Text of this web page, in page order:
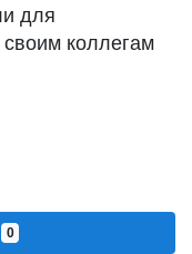
для
коллегам
0